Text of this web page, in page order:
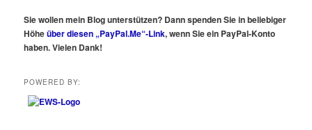
Sie wollen mein Blog unterstützen? Dann spenden Sie in beliebiger
Höheüber diesen „PayPal.Me“-Link, wenn Sie ein PayPal-Konto
haben. Vielen Dank!
POWERED BY: